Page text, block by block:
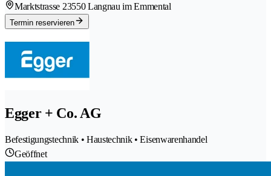
Marktstrasse 23550 Langnau im Emmental
Termin reservieren
Egger + Co. AG
Befestigungstechnik • Haustechnik • Eisenwarenhandel
Geöffnet